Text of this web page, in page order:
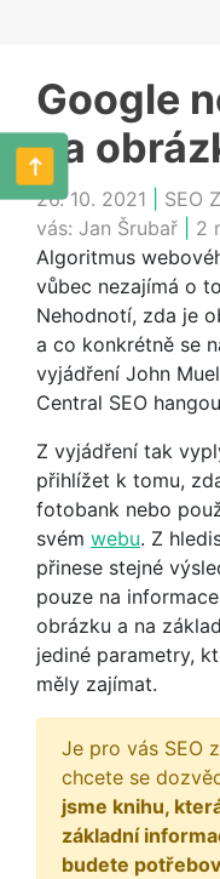
Google
na
26. 10. 2021 SEO
vás: Jan Šrubař
2
Algoritmus
vůbec nezajímá o
Nehodnotí, zda je
a co konkrétně se
vyjádření John
Central SEO
Z vyjádření tak
přihlížet k tomu,
fotobank nebo
svém webu. Z
přinese stejné
pouze na
obrázku a na
jediné parametry,
měly zajímat.
Je pro vás SEO
chcete se
jsme knihu,
základní
budete